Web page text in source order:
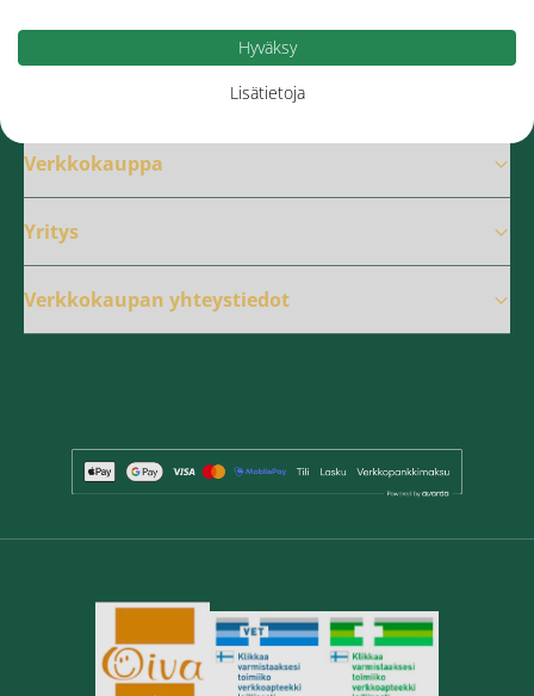
Verkkokauppa
Yritys
Verkkokaupan yhteystiedot
Hyväksy
Lisätietoja